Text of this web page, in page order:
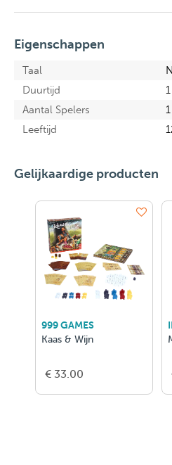
Eigenschappen
Taal
Duurtijd
Aantal Spelers
Leeftijd
Gelijkaardige producten
999 GAMES
Kaas & Wijn
€ 33.00